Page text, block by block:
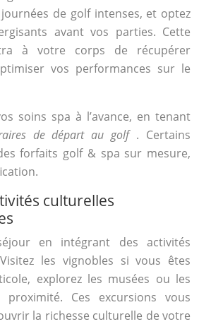
de golf intenses, et optez
avant vos parties. Cette
à votre corps de récupérer
vos performances sur le
soins spa à l’avance, en tenant
de départ au golf . Certains
forfaits golf & spa sur mesure,
culturelles
en intégrant des activités
les vignobles si vous êtes
explorez les musées ou les
Ces excursions vous
la richesse culturelle de votre